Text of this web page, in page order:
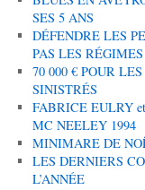
SES 5 ANS
DÉFENDRE LES
PAS LES RÉGIMES
70 000 € POUR
SINISTRÉS
FABRICE EULRY
MC NEELEY 1994
MINIMARE DE
LES DERNIERS
L’ANNÉE